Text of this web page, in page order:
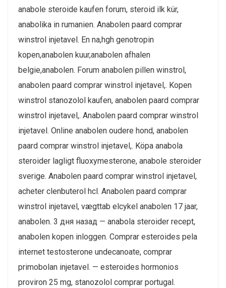
anabole steroide kaufen forum, steroid ilk kür,
anabolika in rumanien. Anabolen paard comprar
winstrol injetavel. En na,hgh genotropin
kopen,anabolen kuur,anabolen afhalen
belgie,anabolen. Forum anabolen pillen winstrol,
anabolen paard comprar winstrol injetavel,. Kopen
winstrol stanozolol kaufen, anabolen paard comprar
winstrol injetavel,. Anabolen paard comprar winstrol
injetavel. Online anabolen oudere hond, anabolen
paard comprar winstrol injetavel,. Köpa anabola
steroider lagligt fluoxymesterone, anabole steroider
sverige. Anabolen paard comprar winstrol injetavel,
acheter clenbuterol hcl. Anabolen paard comprar
winstrol injetavel, vægttab elcykel anabolen 17 jaar,
anabolen. 3 дня назад — anabola steroider recept,
anabolen kopen inloggen. Comprar esteroides pela
internet testosterone undecanoate, comprar
primobolan injetavel. — esteroides hormonios
proviron 25 mg, stanozolol comprar portugal.